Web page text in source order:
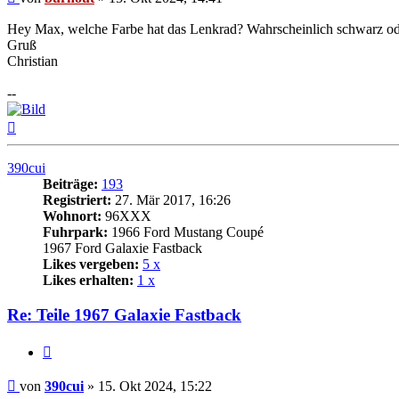
Hey Max, welche Farbe hat das Lenkrad? Wahrscheinlich schwarz
Gruß
Christian
--
390cui
Beiträge: 193
Registriert: 27. Mär 2017, 16:26
Wohnort: 96XXX
Fuhrpark: 1966 Ford Mustang Coupé
1967 Ford Galaxie Fastback
Likes vergeben: 5 x
Likes erhalten: 1 x
Re: Teile 1967 Galaxie Fastback
Beitrag
von 390cui » 15. Okt 2024, 15:22